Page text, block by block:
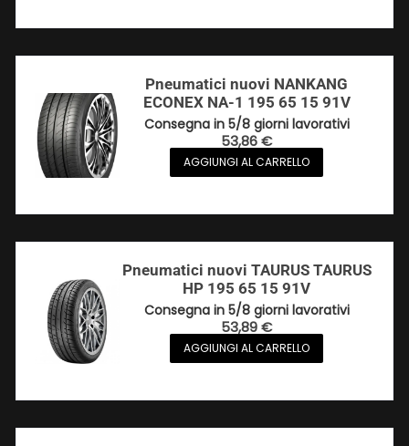
Pneumatici nuovi NANKANG
ECONEX NA-1 195 65 15 91V
Consegna in 5/8 giorni lavorativi
53,86€
AGGIUNGI AL CARRELLO
Pneumatici nuovi TAURUS TAURUS
HP 195 65 15 91V
Consegna in 5/8 giorni lavorativi
53,89€
AGGIUNGI AL CARRELLO